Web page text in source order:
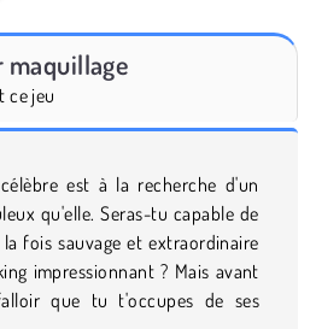
maquillage
ce jeu
est à la recherche d'un
qu'elle. Seras-tu capable de
fois sauvage et extraordinaire
impressionnant ? Mais avant
que tu t'occupes de ses